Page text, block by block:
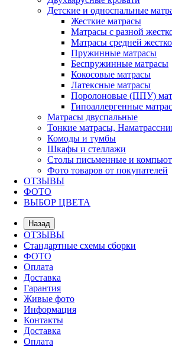
Детские и односпальные
Жесткие матрасы
Матрасы с разной
Матрасы средней
Пружинные матрасы
Беспружинные матрасы
Кокосовые матрасы
Латексные матрасы
Поролоновые (ППУ)
Гипоаллергенные
Матрасы двуспальные
Тонкие матрасы,
Комоды и тумбы
Шкафы и стеллажи
Столы письменные и
Фото товаров от покупателей
ОТЗЫВЫ
ФОТО
ВЫБОР ЦВЕТА
Назад
ОТЗЫВЫ
Стандартные схемы сборки
ФОТО
Оплата
Доставка
Гарантия
Живые фото
Информация
Контакты
Доставка
Оплата